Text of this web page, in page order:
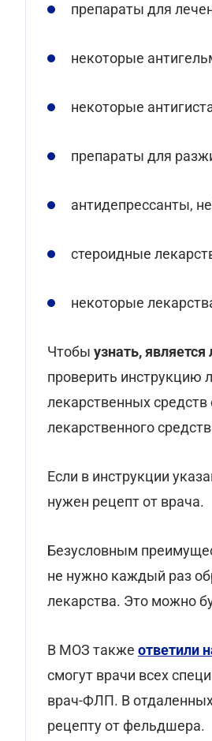
препараты для
некоторые
некоторые
препараты для
антидепрессанты,
стероидные
некоторые
Чтобы узнать,
проверить инструкцию
лекарственных
лекарственного
Если в инструкции
нужен рецепт от врача.
Безусловным
не нужно каждый раз
лекарства. Это можно
В МОЗ также ответили
смогут врачи всех
врач-ФЛП. В
рецепту от фельдшера.